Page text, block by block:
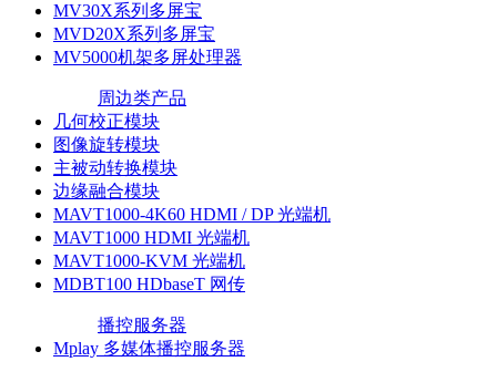
MV30X系列多屏宝
MVD20X系列多屏宝
MV5000机架多屏处理器
周边类产品
几何校正模块
图像旋转模块
主被动转换模块
边缘融合模块
MAVT1000-4K60 HDMI / DP 光端机
MAVT1000 HDMI 光端机
MAVT1000-KVM 光端机
MDBT100 HDbaseT 网传
播控服务器
Mplay 多媒体播控服务器